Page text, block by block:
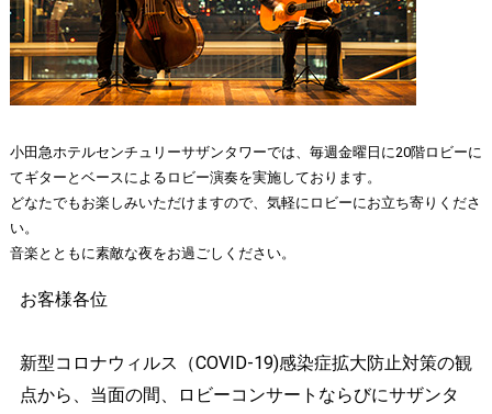
小田急ホテルセンチュリーサザンタワーでは、毎週金曜日に20階ロビーに
てギターとベースによるロビー演奏を実施しております。
どなたでもお楽しみいただけますので、気軽にロビーにお立ち寄りくださ
い。
音楽とともに素敵な夜をお過ごしください。
お客様各位
新型コロナウィルス（COVID-19)感染症拡大防止対策の観
点から、当面の間、ロビーコンサートならびにサザンタ